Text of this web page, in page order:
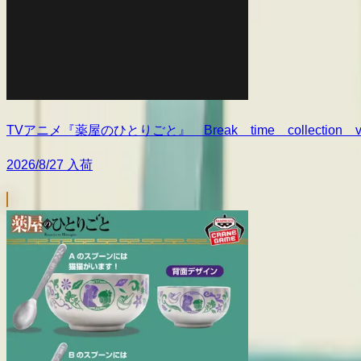
TVアニメ『薬屋のひとりごと』 Break time collection
2026/8/27 入荷